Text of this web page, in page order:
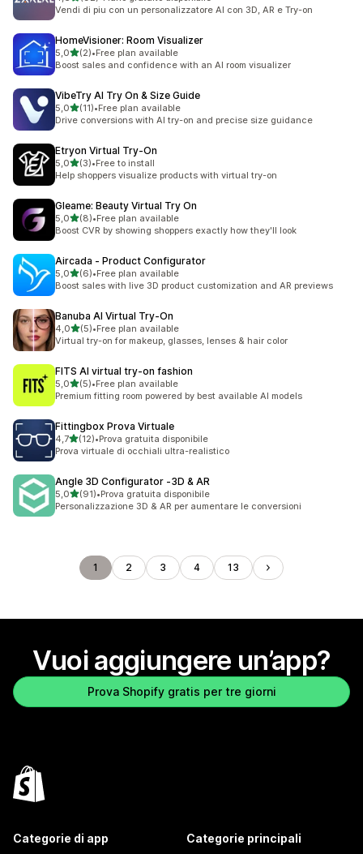
92 recensioni totali
Vendi di piu con un personalizzatore AI con 3D, AR e Try-on
HomeVisioner: Room Visualizer
5,0stelle su 5
(2)
2 recensioni totali
•Free plan available
Boost sales and confidence with an AI room visualizer
VibeTry AI Try On & Size Guide
5,0stelle su 5
(11)
11 recensioni totali
•Free plan available
Drive conversions with AI try-on and precise size guidance
Etryon Virtual Try‑On
5,0stelle su 5
(3)
3 recensioni totali
•Free to install
Help shoppers visualize products with virtual try-on
Gleame: Beauty Virtual Try On
5,0stelle su 5
(8)
8 recensioni totali
•Free plan available
Boost CVR by showing shoppers exactly how they'll look
Aircada ‑ Product Configurator
5,0stelle su 5
(6)
6 recensioni totali
•Free plan available
Boost sales with live 3D product customization and AR previews
Banuba AI Virtual Try‑On
4,0stelle su 5
(5)
5 recensioni totali
•Free plan available
Virtual try-on for makeup, glasses, lenses & hair color
FITS AI virtual try‑on fashion
5,0stelle su 5
(5)
5 recensioni totali
•Free plan available
Premium fitting room powered by best available AI models
Fittingbox Prova Virtuale
4,7stelle su 5
(12)
12 recensioni totali
•Prova gratuita disponibile
Prova virtuale di occhiali ultra-realistico
Angle 3D Configurator ‑3D & AR
5,0stelle su 5
(91)
91 recensioni totali
•Prova gratuita disponibile
Personalizzazione 3D & AR per aumentare le conversioni
1 2 3 4 13
Vuoi aggiungere un’app?
Prova Shopify gratis per tre giorni
Categorie di app Categorie principali